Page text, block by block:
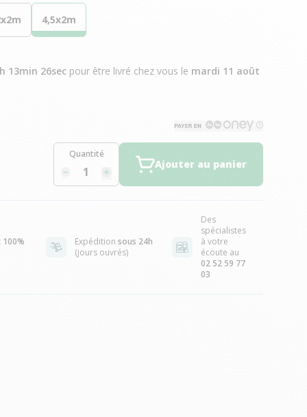
4,5x2m
13min 25secpour être livré chez vous le mardi 11 août
Quantité
Ajouter au panier
100%
Expédition sous 24h
(jours ouvrés)
Des
spécialistes
à votre
écoute au
02 52 59 77
03